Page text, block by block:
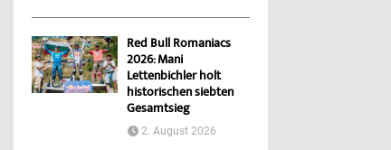
Red Bull Romaniacs
2026: Mani
Lettenbichler holt
historischen siebten
Gesamtsieg
2. August 2026